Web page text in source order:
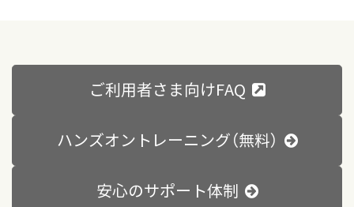
ご利用者さま向けFAQ
ハンズオントレーニング（無料）
安心のサポート体制